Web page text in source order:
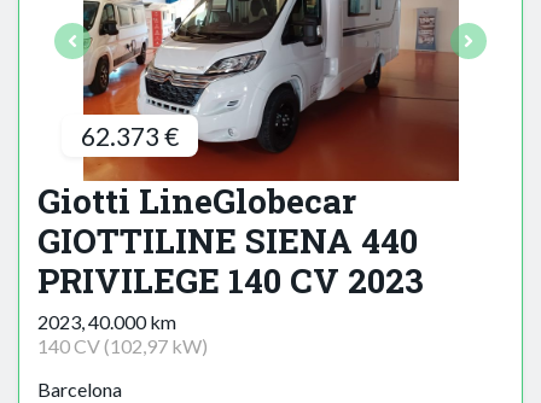
62.373 €
Giotti LineGlobecar
GIOTTILINE SIENA 440
PRIVILEGE 140 CV 2023
2023, 40.000 km
140 CV (102,97 kW)
Barcelona